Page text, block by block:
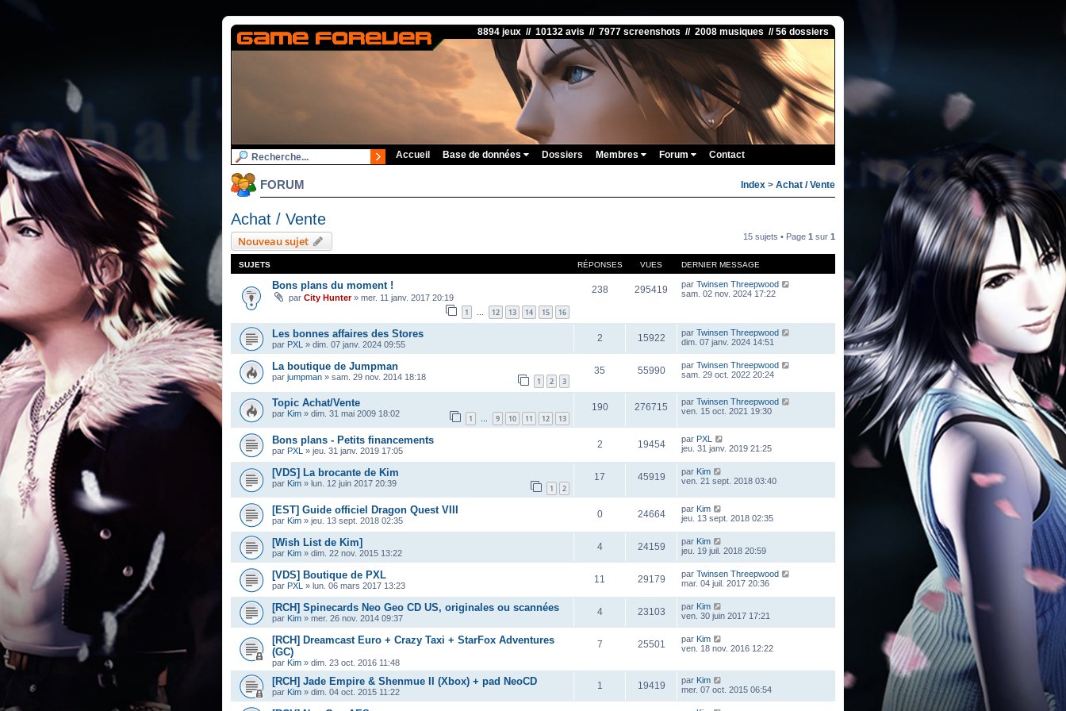
8894 jeux // 10132 avis // 7977 screenshots // 2008 musiques // 56 dossiers
Accueil Base de données Dossiers Membres Forum Contact
FORUM Index > Achat / Vente
Achat / Vente
Nouveau sujet 15 sujets • Page 1 sur 1
SUJETS RÉPONSES VUES DERNIER MESSAGE
Bons plans du moment !
par City Hunter» mer. 11 janv. 2017 20:19
1 … 12 13 14 15 16
238 295419 par Twinsen Threepwood
sam. 02 nov. 2024 17:22
Les bonnes affaires des Stores
par PXL » dim. 07 janv. 2024 09:55
2 15922 par Twinsen Threepwood
dim. 07 janv. 2024 14:51
La boutique de Jumpman
par jumpman » sam. 29 nov. 2014 18:18 1 2 3
35 55990 par Twinsen Threepwood
sam. 29 oct. 2022 20:24
Topic Achat/Vente
par Kim » dim. 31 mai 2009 18:02 1 … 9 10 11 12 13
190 276715 par Twinsen Threepwood
ven. 15 oct. 2021 19:30
Bons plans - Petits financements
par PXL » jeu. 31 janv. 2019 17:05
2 19454 par PXL
jeu. 31 janv. 2019 21:25
[VDS] La brocante de Kim
par Kim » lun. 12 juin 2017 20:39 1 2
17 45919 par Kim
ven. 21 sept. 2018 03:40
[EST] Guide officiel Dragon Quest VIII
par Kim » jeu. 13 sept. 2018 02:35
0 24664 par Kim
jeu. 13 sept. 2018 02:35
[Wish List de Kim]
par Kim » dim. 22 nov. 2015 13:22
4 24159 par Kim
jeu. 19 juil. 2018 20:59
[VDS] Boutique de PXL
par PXL » lun. 06 mars 2017 13:23
11 29179 par Twinsen Threepwood
mar. 04 juil. 2017 20:36
[RCH] Spinecards Neo Geo CD US, originales ou scannées
par Kim » mer. 26 nov. 2014 09:37
4 23103 par Kim
ven. 30 juin 2017 17:21
[RCH] Dreamcast Euro + Crazy Taxi + StarFox Adventures
(GC)
par Kim » dim. 23 oct. 2016 11:48
7 25501 par Kim
ven. 18 nov. 2016 12:22
[RCH] Jade Empire & Shenmue II (Xbox) + pad NeoCD
par Kim » dim. 04 oct. 2015 11:22
1 19419 par Kim
mer. 07 oct. 2015 06:54